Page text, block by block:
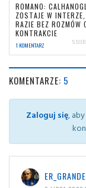
ROMANO:
ZOSTAJE W
RAZIE BEZ ROZMÓW
KONTRAKCIE
1 KOMENTARZ 5
KOMENTARZE: 5
Zaloguj się,